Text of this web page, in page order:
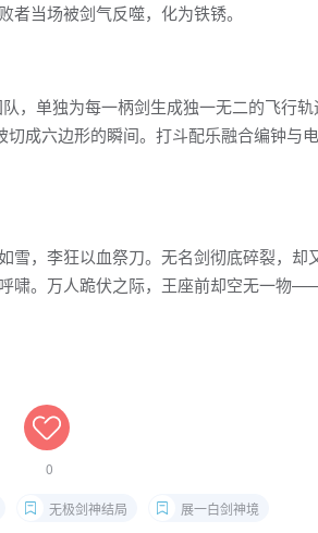
当场被剑气反噬，化为铁锈。
，单独为每一柄剑生成独一无二的飞行
成六边形的瞬间。打斗配乐融合编钟与
，李狂以血祭刀。无名剑彻底碎裂，却
啸。万人跪伏之际，王座前却空无一物
0
无极剑神结局 展一白剑神境